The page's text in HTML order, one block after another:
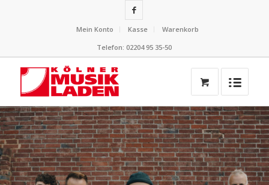
Mein Konto Kasse
Warenkorb
Telefon: 02204 95 35-50